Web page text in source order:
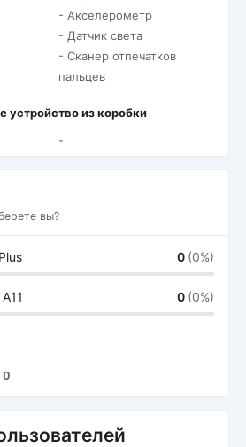
- Акселерометр
- Датчик света
- Сканер отпечатков
пальцев
устройство из коробки
-
вы?
0 (0%)
0 (0%)
0